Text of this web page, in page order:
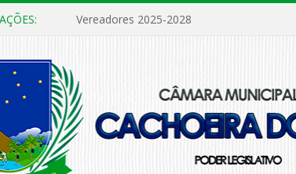
Vereadores 2025-2028